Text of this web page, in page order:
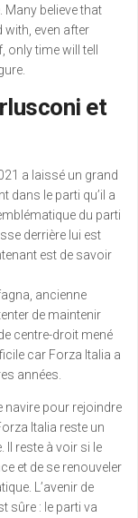
believe that
with, even after
only time will tell
et
a laissé un grand
dans le parti qu’il a
du parti
derrière lui est
est de savoir
ancienne
de maintenir
centre-droit mené
car Forza Italia a
années.
navire pour rejoindre
Italia reste un
Il reste à voir si le
et de se renouveler
L’avenir de
sûre : le parti va